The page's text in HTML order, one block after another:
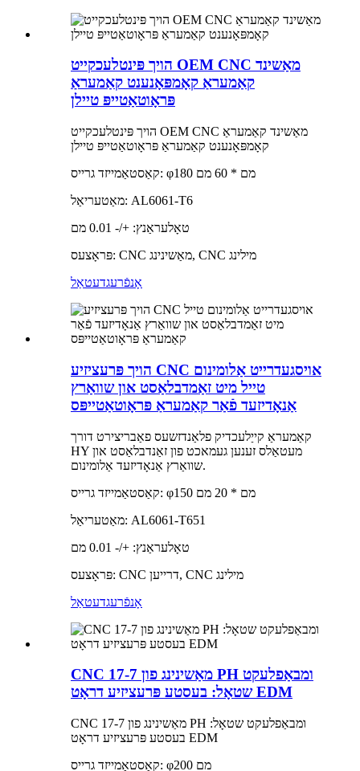
הויך פּינטלעכקייט OEM CNC מאַשינד
קאַמעראַ קאָמפּאָנענט קאַמעראַ
פּראָוטאַטייפּ טיילן
הויך פּינטלעכקייט OEM CNC מאַשינד קאַמעראַ
קאָמפּאָנענט קאַמעראַ פּראָוטאַטייפּ טיילן
קאַסטאַמייזד גרייס: φ180 מם * 60 מם
מאַטעריאַל: AL6061-T6
טאָלעראַנץ: +/- 0.01 מם
פּראָצעס: CNC מאַשינינג, CNC מילינג
אָנפֿרעגדעטאַל
הויך פּרעציזיע CNC אויסגעדרייט אַלומינום
טייל מיט זאַמדבלאַסט און שוואַרץ
אַנאָדיזעד פֿאַר קאַמעראַ פּראָוטאַטייפּס
קאַמעראַ קייַלעכדיק פלאַנדזשעס פאַבריצירט דורך
HY מעטאַלס ​​זענען געמאכט פון זאַנדבלאַסט און
שוואַרץ אַנאָדיזעד אַלומינום.
קאַסטאַמייזד גרייס: φ150 מם * 20 מם
מאַטעריאַל: AL6061-T651
טאָלעראַנץ: +/- 0.01 מם
פּראָצעס: CNC דרייען, CNC מילינג
אָנפֿרעגדעטאַל
CNC מאַשינינג פון 17-7 PH ומבאַפלעקט
שטאָל: בעסטע פּרעציזיע דראָט EDM
CNC מאַשינינג פון 17-7 PH ומבאַפלעקט שטאָל:
בעסטע פּרעציזיע דראָט EDM
קאַסטאַמייזד גרייס: φ200 מם